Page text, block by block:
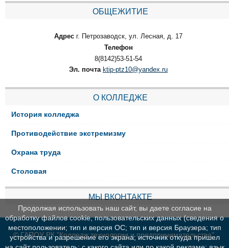
ОБЩЕЖИТИЕ
Адрес г. Петрозаводск, ул. Лесная, д. 17
Телефон
8(8142)53-51-54
Эл. почта ktip-ptz10@yandex.ru
О КОЛЛЕДЖЕ
История колледжа
Противодействие экстремизму
Охрана труда
Столовая
МЫ ВКОНТАКТЕ
© ГАПОУ РК "Колледж технологии и предпринимательства"
Продолжая использовать наш сайт, вы даете согласие на
обработку файлов cookie, пользовательских данных (сведения о
местоположении; тип и версия ОС; тип и версия Браузера; тип
устройства и разрешение его экрана; источник откуда пришел